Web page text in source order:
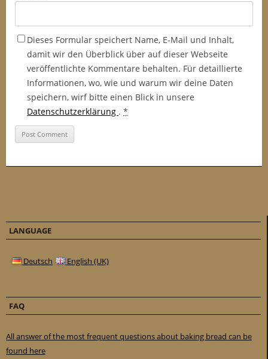
Dieses Formular speichert Name, E-Mail und Inhalt,
damit wir den Überblick über auf dieser Webseite
veröffentlichte Kommentare behalten. Für detaillierte
Informationen, wo, wie und warum wir deine Daten
speichern, wirf bitte einen Blick in unsere
Datenschutzerklärung . *
LANGUAGE
Deutsch English (UK)
FAQ
All answer of the most frequent questions about baking bread can be
found here